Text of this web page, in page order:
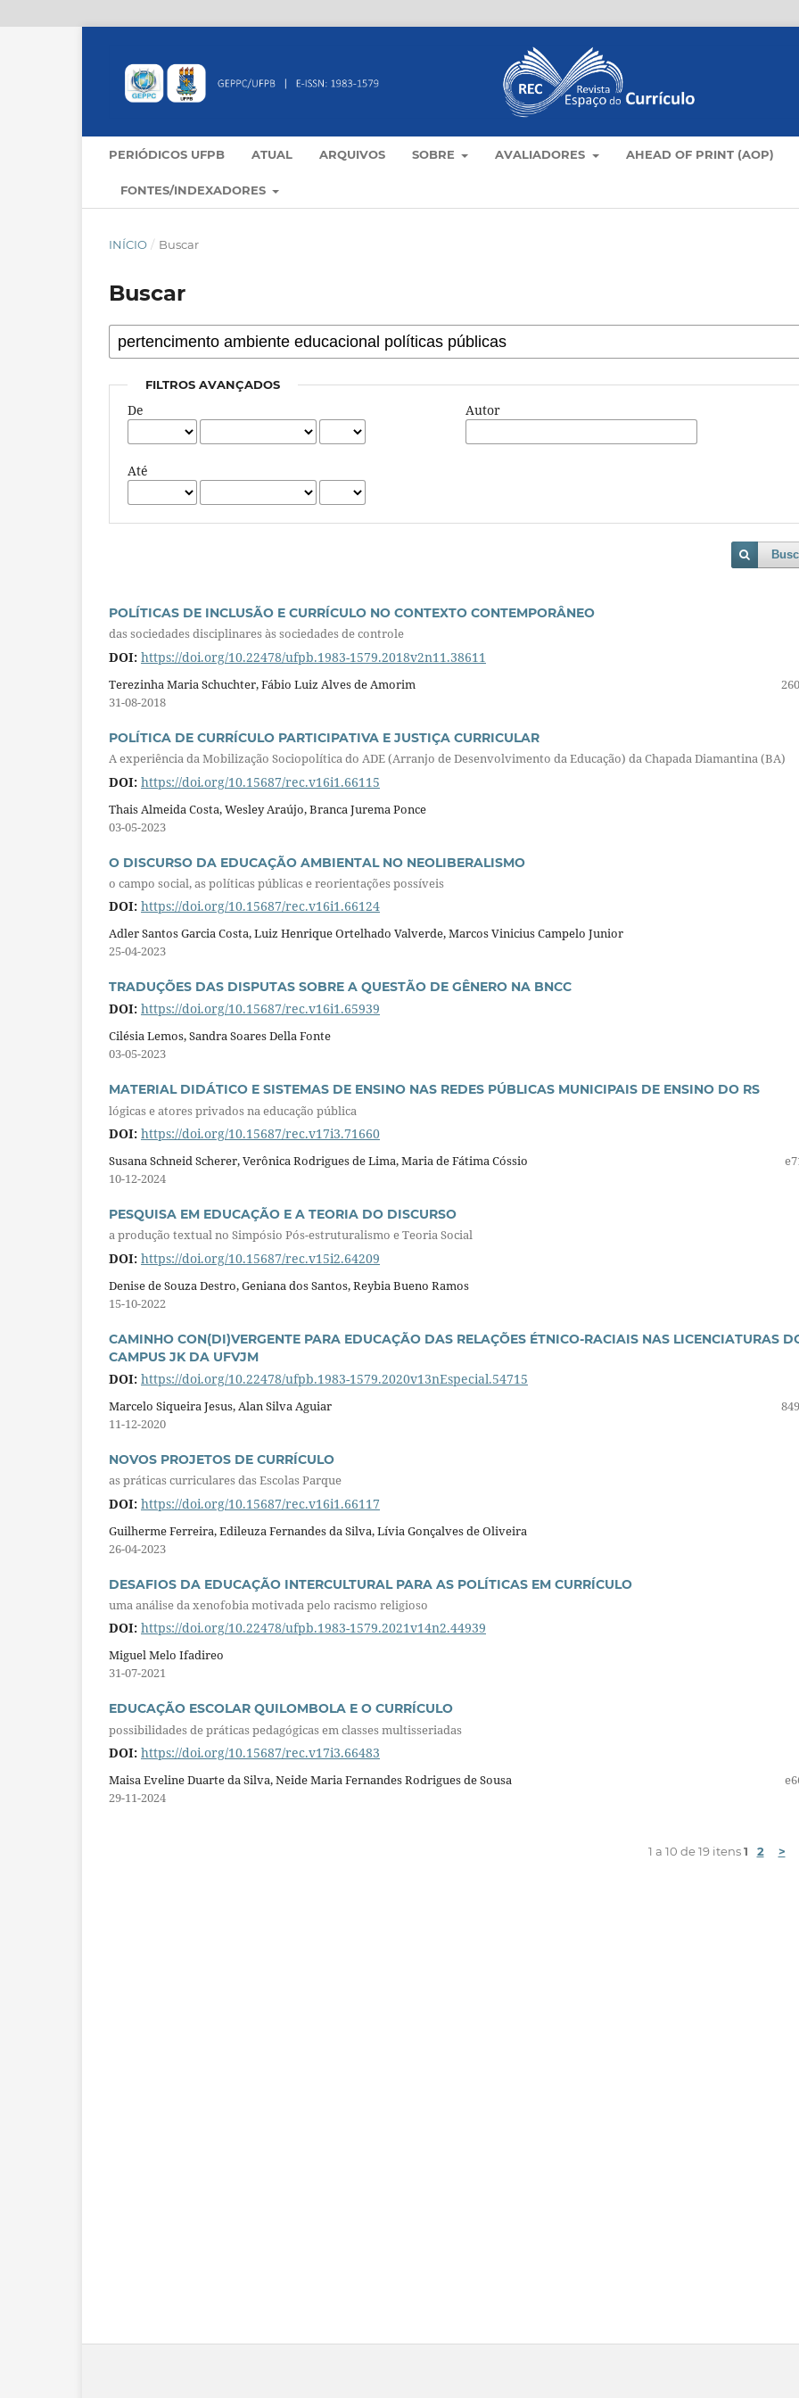
PERIÓDICOS UFPB ATUAL ARQUIVOS SOBRE AVALIADORES AHEAD OF PRINT (AOP)
FONTES/INDEXADORES
INÍCIO / Buscar
Buscar
FILTROS AVANÇADOS
De
Até
Autor
POLÍTICAS DE INCLUSÃO E CURRÍCULO NO CONTEXTO CONTEMPORÂNEO
das sociedades disciplinares às sociedades de controle
DOI: https://doi.org/10.22478/ufpb.1983-1579.2018v2n11.38611
Terezinha Maria Schuchter, Fábio Luiz Alves de Amorim
31-08-2018
POLÍTICA DE CURRÍCULO PARTICIPATIVA E JUSTIÇA CURRICULAR
A experiência da Mobilização Sociopolítica do ADE (Arranjo de Desenvolvimento da Educação) da Chapada Diamantina (BA)
DOI: https://doi.org/10.15687/rec.v16i1.66115
Thais Almeida Costa, Wesley Araújo, Branca Jurema Ponce
03-05-2023
O DISCURSO DA EDUCAÇÃO AMBIENTAL NO NEOLIBERALISMO
o campo social, as políticas públicas e reorientações possíveis
DOI: https://doi.org/10.15687/rec.v16i1.66124
Adler Santos Garcia Costa, Luiz Henrique Ortelhado Valverde, Marcos Vinicius Campelo Junior
25-04-2023
TRADUÇÕES DAS DISPUTAS SOBRE A QUESTÃO DE GÊNERO NA BNCC
DOI: https://doi.org/10.15687/rec.v16i1.65939
Cilésia Lemos, Sandra Soares Della Fonte
03-05-2023
MATERIAL DIDÁTICO E SISTEMAS DE ENSINO NAS REDES PÚBLICAS MUNICIPAIS DE ENSINO DO RS
lógicas e atores privados na educação pública
DOI: https://doi.org/10.15687/rec.v17i3.71660
Susana Schneid Scherer, Verônica Rodrigues de Lima, Maria de Fátima Cóssio
10-12-2024
PESQUISA EM EDUCAÇÃO E A TEORIA DO DISCURSO
a produção textual no Simpósio Pós-estruturalismo e Teoria Social
DOI: https://doi.org/10.15687/rec.v15i2.64209
Denise de Souza Destro, Geniana dos Santos, Reybia Bueno Ramos
15-10-2022
CAMINHO CON(DI)VERGENTE PARA EDUCAÇÃO DAS RELAÇÕES ÉTNICO-RACIAIS NAS LICENCIATURAS
CAMPUS JK DA UFVJM
DOI: https://doi.org/10.22478/ufpb.1983-1579.2020v13nEspecial.54715
Marcelo Siqueira Jesus, Alan Silva Aguiar
11-12-2020
NOVOS PROJETOS DE CURRÍCULO
as práticas curriculares das Escolas Parque
DOI: https://doi.org/10.15687/rec.v16i1.66117
Guilherme Ferreira, Edileuza Fernandes da Silva, Lívia Gonçalves de Oliveira
26-04-2023
DESAFIOS DA EDUCAÇÃO INTERCULTURAL PARA AS POLÍTICAS EM CURRÍCULO
uma análise da xenofobia motivada pelo racismo religioso
DOI: https://doi.org/10.22478/ufpb.1983-1579.2021v14n2.44939
Miguel Melo Ifadireo
31-07-2021
EDUCAÇÃO ESCOLAR QUILOMBOLA E O CURRÍCULO
possibilidades de práticas pedagógicas em classes multisseriadas
DOI: https://doi.org/10.15687/rec.v17i3.66483
Maisa Eveline Duarte da Silva, Neide Maria Fernandes Rodrigues de Sousa
29-11-2024
1 a 10 de 19 itens1 2 >